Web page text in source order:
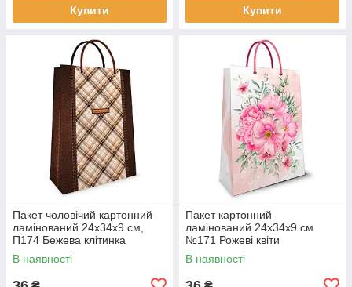
Купити Купити
Пакет чоловічий картонний
ламінований 24х34х9 см,
П174 Бежева клітинка
В наявності
Пакет картонний
ламінований 24х34х9 см
№171 Рожеві квіти
В наявності